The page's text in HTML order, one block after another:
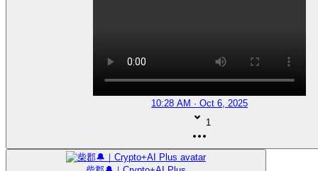
10:28 AM · Oct 6, 2025
1